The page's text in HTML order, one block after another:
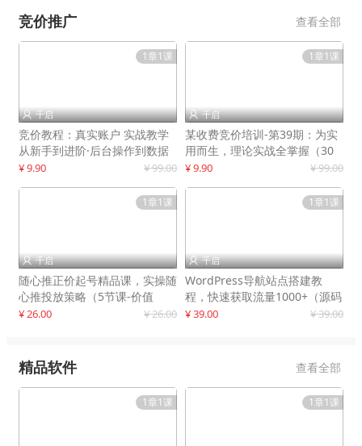
竞价推广 查看全部
1章1课
 千启
竞价教程：真实账户 实战教学
从新手到进阶·后台操作到数据
优化
¥ 9.90 ¥ 99.00
1章1课
 千启
某收费竞价培训-第39期：为实
用而生，理论实战全掌握（30
节课）
¥ 9.90 ¥ 99.00
1章1课
 千启
随心推正价起号精品课，实操随
心推投放策略（5节课-价值
298）
¥ 26.00 ¥ 26.00
1章1课
 千启
WordPress导航站点搭建教
程，快速获取流量1000+（源码
+教程）
¥ 39.00 ¥ 39.00
精品软件 查看全部
1章1课 1章1课